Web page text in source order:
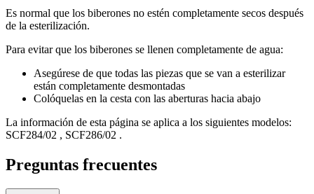
Es normal que los biberones no estén completamente secos después
de la esterilización.
Para evitar que los biberones se llenen completamente de agua:
Asegúrese de que todas las piezas que se van a esterilizar
están completamente desmontadas
Colóquelas en la cesta con las aberturas hacia abajo
La información de esta página se aplica a los siguientes modelos:
SCF284/02 , SCF286/02 .
Preguntas frecuentes